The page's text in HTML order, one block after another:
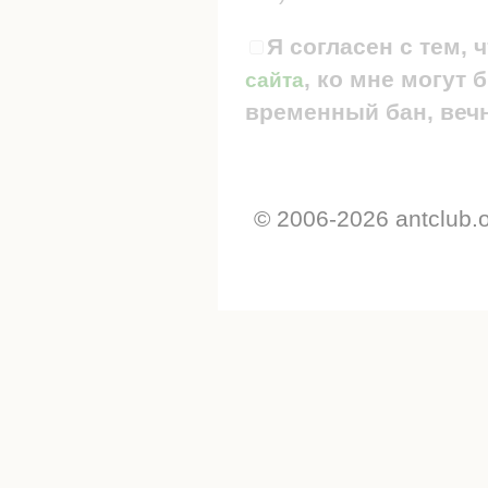
Я согласен с тем,
сайта, ко мне могут
временный бан,
© 2006-2026